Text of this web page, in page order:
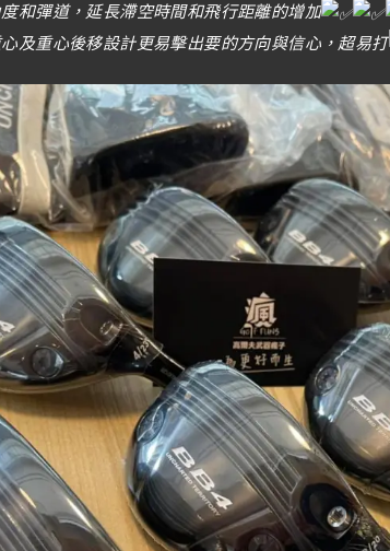
和彈道，延長滯空時間和飛行距離的增加
及重心後移設計更易擊出要的方向與信心，超易打